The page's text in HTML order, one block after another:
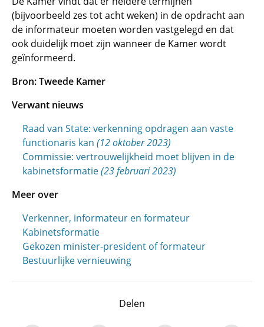
(bijvoorbeeld zes tot acht weken) in de opdracht aan
de informateur moeten worden vastgelegd en dat
ook duidelijk moet zijn wanneer de Kamer wordt
geïnformeerd.
Bron: Tweede Kamer
Verwant nieuws
Raad van State: verkenning opdragen aan vaste
functionaris kan (12 oktober 2023)
Commissie: vertrouwelijkheid moet blijven in de
kabinetsformatie(23 februari 2023)
Meer over
Verkenner, informateur en formateur
Kabinetsformatie
Gekozen minister-president of formateur
Bestuurlijke vernieuwing
Delen